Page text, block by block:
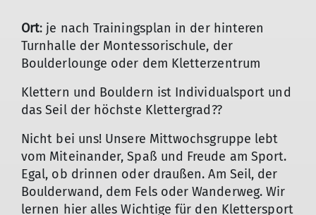
Ort: je nach Trainingsplan in der hinteren
Turnhalle der Montessorischule, der
Boulderlounge oder dem Kletterzentrum
Klettern und Bouldern ist Individualsport und
das Seil der höchste Klettergrad??
Nicht bei uns! Unsere Mittwochsgruppe lebt
vom Miteinander, Spaß und Freude am Sport.
Egal, ob drinnen oder draußen. Am Seil, der
Boulderwand, dem Fels oder Wanderweg. Wir
lernen hier alles Wichtige für den Klettersport